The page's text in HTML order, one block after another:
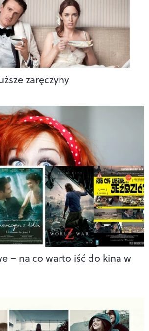
zaręczyny
– na co warto iść do kina w